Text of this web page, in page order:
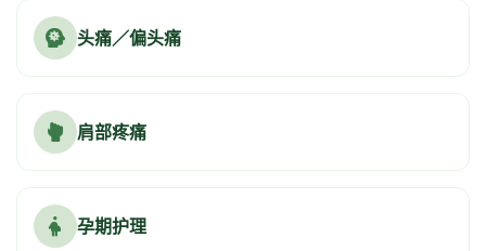
头痛／偏头痛
肩部疼痛
孕期护理